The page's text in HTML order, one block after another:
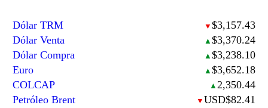
Dólar TRM ▼ $3,157.43
Dólar Venta
▲ $3,370.24
Dólar Compra
▲ $3,238.10
Euro
▲ $3,652.18
COLCAP
▲ 2,350.44
Petróleo Brent
▼ USD$82.41